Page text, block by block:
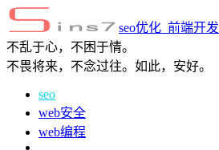
seo优化_前端开
不乱于心，不困于情。
不畏将来，不念过往。如此，安好。
seo
web安全
web编程